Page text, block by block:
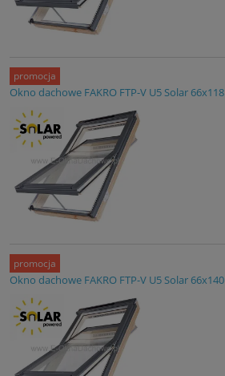
Okno dachowe FAKRO FTP-V U5 Solar 66x118
promocja
Okno dachowe FAKRO FTP-V U5 Solar 66x140
promocja